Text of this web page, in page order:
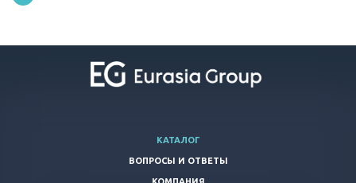
КАТАЛОГ
ВОПРОСЫ И ОТВЕТЫ
КОМПАНИЯ